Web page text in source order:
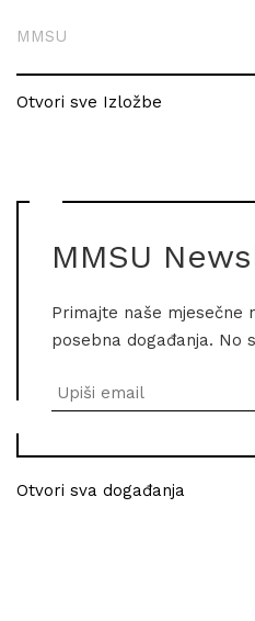
MMSU
Otvori sve Izložbe
MMSU
Primajte naše mjesečne
posebna događanja. No
Otvori sva događanja